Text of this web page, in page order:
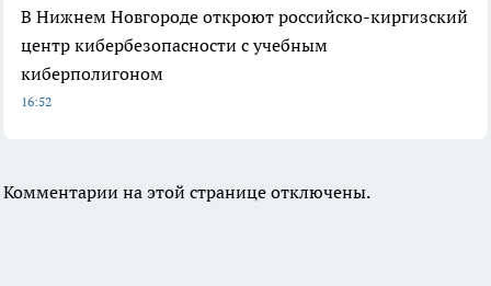
В Нижнем Новгороде откроют российско-киргизский
центр кибербезопасности с учебным
киберполигоном
16:52
Комментарии на этой странице отключены.